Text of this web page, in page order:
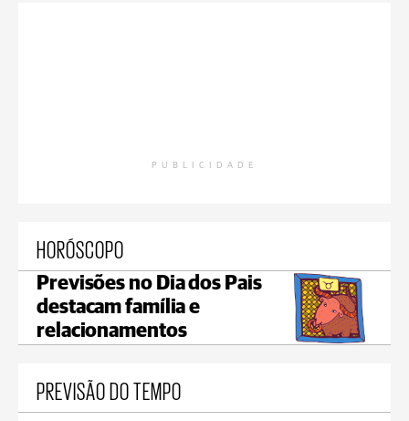
PUBLICIDADE
HORÓSCOPO
Previsões no Dia dos Pais
destacam família e
relacionamentos
PREVISÃO DO TEMPO